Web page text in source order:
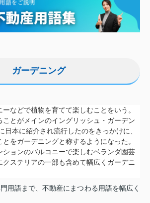
ガーデニング
ーなどで植物を育てて楽しむことをいう。
ことがメインのイングリッシュ・ガーデン
日本に紹介され流行したのをきっかけに、
とをガーデニングと称するようになった。
ションのバルコニーで楽しむベランダ園芸
クステリアの一部も含めて幅広くガーデニ
用語まで、不動産にまつわる用語を幅広く